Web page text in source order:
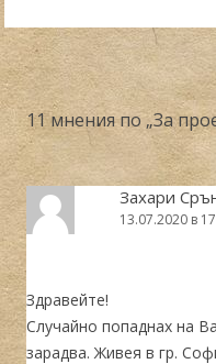
11 мнения по „За
Захари
13.07.2020 в
Здравейте!
Случайно попаднах на
зарадва. Живея в гр.